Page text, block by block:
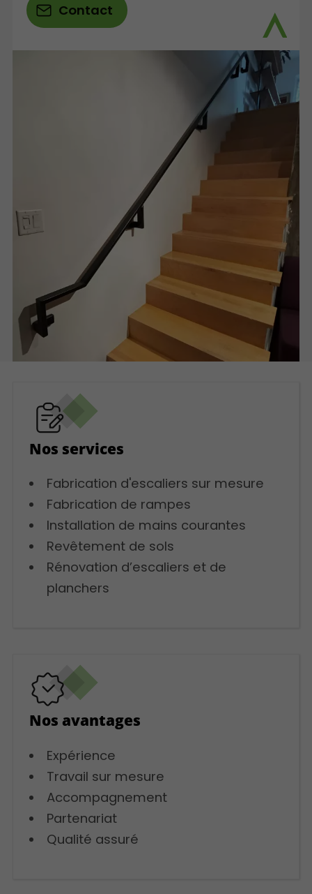
Contact
Nos services
Fabrication d'escaliers sur mesure
Fabrication de rampes
Installation de mains courantes
Revêtement de sols
Rénovation d’escaliers et de
planchers
Nos avantages
Expérience
Travail sur mesure
Accompagnement
Partenariat
Qualité assuré